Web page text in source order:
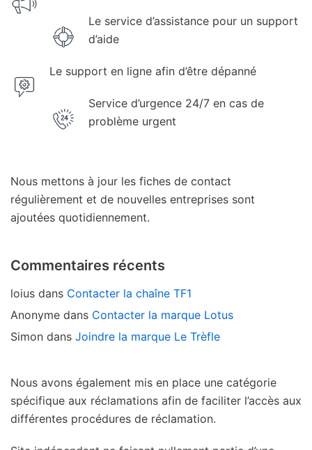
Le service d’assistance pour un support
d’aide
Le support en ligne afin d’être dépanné
Service d’urgence 24/7 en cas de
problème urgent
Nous mettons à jour les fiches de contact
régulièrement et de nouvelles entreprises sont
ajoutées quotidiennement.
Commentaires récents
loius dans Contacter la chaîne TF1
Anonyme dans Contacter la marque Lotus
Simon dans Joindre la marque Le Trèfle
Nous avons également mis en place une catégorie
spécifique aux réclamations afin de faciliter l’accès aux
différentes procédures de réclamation.